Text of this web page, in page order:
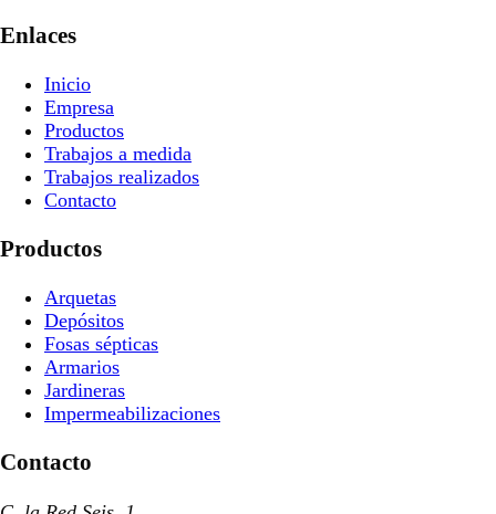
Enlaces
Inicio
Empresa
Productos
Trabajos a medida
Trabajos realizados
Contacto
Productos
Arquetas
Depósitos
Fosas sépticas
Armarios
Jardineras
Impermeabilizaciones
Contacto